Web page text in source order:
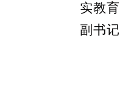
实教
副书